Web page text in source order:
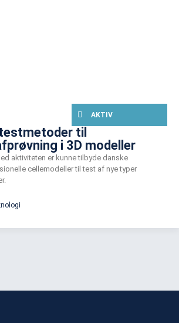
AKTIV
til
i 3D modeller
aktiviteten er kunne tilbyde danske
cellemodeller til test af nye typer